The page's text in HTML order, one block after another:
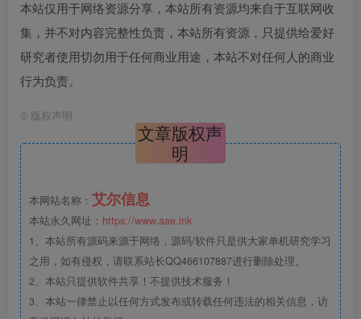
本站仅用于网络资源分享，本站所有资源均来自于互联网收
集，并不对内容完整性负责，本站所有资源，只提供给爱好
研究者使用切勿用于任何商业用途，本站不对任何人的商业
行为负责。
© 版权声明
文章版权声
明
本网站名称： 艾尔信息
本站永久网址： https://www.aae.ink
1、本站所有源码来源于网络，源码/软件只是供大家单机研究学习
之用，如有侵权，请联系站长QQ466107887进行删除处理。
2、本站只提供软件共享！不提供技术服务！
3、本站一律禁止以任何方式发布或转载任何违法的相关信息，访